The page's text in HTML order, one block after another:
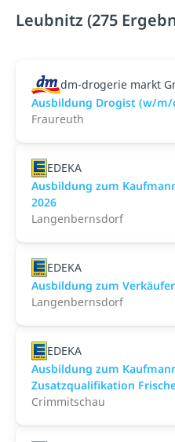
Leubnitz (275
dm-drogerie markt
Ausbildung Drogist (w/m/
Fraureuth
EDEKA
Ausbildung zum
2026
Langenbernsdorf
EDEKA
Ausbildung zum
Langenbernsdorf
EDEKA
Ausbildung zum
Zusatzqualifikation
Crimmitschau